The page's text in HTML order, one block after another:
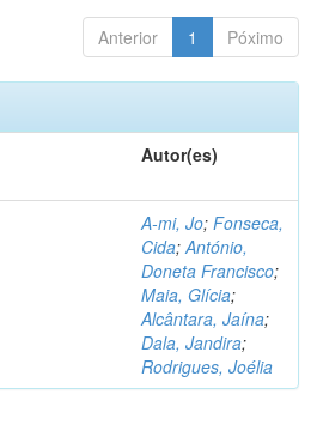
Anterior 1 Póximo
Autor(es)
A-mi, Jo; Fonseca,
Cida;António,
Doneta Francisco;
Maia, Glícia;
Alcântara, Jaína;
Dala, Jandira;
Rodrigues, Joélia